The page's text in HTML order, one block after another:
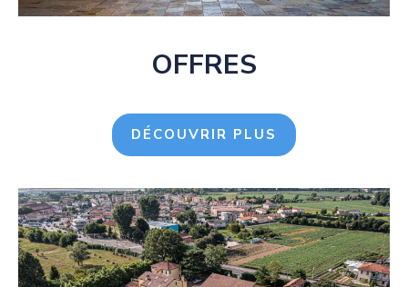
OFFRES
DÉCOUVRIR PLUS